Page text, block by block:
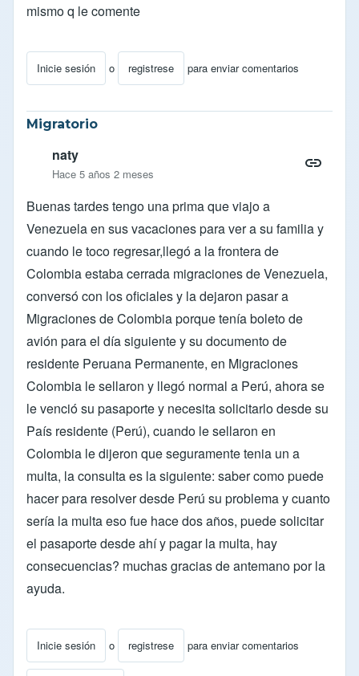
mismo q le comente
Inicie sesión o registrese para enviar comentarios
Migratorio
naty
Hace 5 años 2 meses
Buenas tardes tengo una prima que viajo a
Venezuela en sus vacaciones para ver a su familia y
cuando le toco regresar,llegó a la frontera de
Colombia estaba cerrada migraciones de Venezuela,
conversó con los oficiales y la dejaron pasar a
Migraciones de Colombia porque tenía boleto de
avión para el día siguiente y su documento de
residente Peruana Permanente, en Migraciones
Colombia le sellaron y llegó normal a Perú, ahora se
le venció su pasaporte y necesita solicitarlo desde su
País residente (Perú), cuando le sellaron en
Colombia le dijeron que seguramente tenia un a
multa, la consulta es la siguiente: saber como puede
hacer para resolver desde Perú su problema y cuanto
sería la multa eso fue hace dos años, puede solicitar
el pasaporte desde ahí y pagar la multa, hay
consecuencias? muchas gracias de antemano por la
ayuda.
Inicie sesión o registrese para enviar comentarios